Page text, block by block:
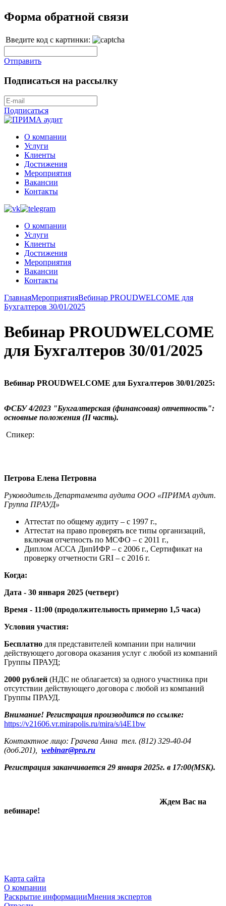
Форма обратной связи
Введите код с картинки:
Отправить
Подписаться на рассылку
Подписаться
О компании
Услуги
Клиенты
Достижения
Мероприятия
Вакансии
Контакты
О компании
Услуги
Клиенты
Достижения
Мероприятия
Вакансии
Контакты
ГлавнаяМероприятияВебинар PROUDWELCOME для
Бухгалтеров 30/01/2025
Вебинар PROUDWELCOME
для Бухгалтеров 30/01/2025
Вебинар PROUDWELCOME для Бухгалтеров 30/01/2025:
ФСБУ 4/2023 "Бухгалтерская (финансовая) отчетность":
основные положения (IIчасть).
Спикер:
Петрова Елена Петровна
Руководитель Департамента аудита ООО «ПРИМА аудит.
Группа ПРАУД»
Аттестат по общему аудиту – с 1997 г.,
Аттестат на право проверять все типы организаций,
включая отчетность по МСФО – с 2011 г.,
Диплом АССА ДипИФР – с 2006 г., Сертификат на
проверку отчетности GRI – с 2016 г.
Когда:
Дата - 30 января 2025 (четверг)
Время - 11:00 (продолжительность примерно 1,5 часа)
Условия участия:
Бесплатно для представителей компании при наличии
действующего договора оказания услуг с любой из компаний
Группы ПРАУД;
2000 рублей (НДС не облагается) за одного участника при
отсутствии действующего договора с любой из компаний
Группы ПРАУД.
Внимание! Регистрация производится по ссылке:
https://v21606.vr.mirapolis.ru/mira/s/i4E1bw
Контактное лицо: Грачева Анна тел. (812) 329-40-04
(доб.201), webinar@pra.ru
Регистрация заканчивается 29 января 2025г. в 17:00(MSK).
Ждем Вас на
вебинаре!
Карта сайта
О компании
Раскрытие информацииМнения экспертов